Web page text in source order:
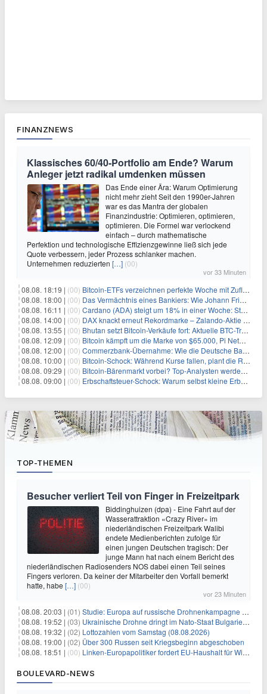
FINANZNEWS
Klassisches 60/40-Portfolio am Ende? Warum
Anleger jetzt radikal umdenken müssen
Das Ende einer Ära: Warum Optimierung
nicht mehr zieht Seit den 1990er-Jahren
war es das Mantra der globalen
Finanzindustrie: Optimieren, optimieren,
optimieren. Die Formel war verlockend
einfach – durch mathematische
Perfektion und technologische Effizienzgewinne ließ sich jede
Quote verbessern, jeder Prozess schlanker machen.
Unternehmen reduzierten […] (00)
vor 33 Minuten
08.08. 18:19 | (00) Bitcoin-ETFs verzeichnen perfekte Woche mit Zuflüssen auf 3-Monats-Hoch
08.08. 18:00 | (00) Das Vermächtnis eines Bankiers: Wie Johann Friedrich Städel sein Imperium unsterblich machte
08.08. 16:11 | (00) Cardano (ADA) steigt um 18% in einer Woche: Steht ein Kurs von $0,30 bevor?
08.08. 14:00 | (00) DAX knackt erneut Rekordmarke – Zalando-Aktie crasht nach Quartalszahlen
08.08. 13:55 | (00) Bhutan setzt Bitcoin-Verkäufe fort: Aktuelle BTC-Transaktionen
08.08. 12:09 | (00) Bitcoin kämpft um die Marke von $65.000, Pi Network gewinnt an Unterstützung
08.08. 12:00 | (00) Commerzbank-Übernahme: Wie die Deutsche Bank im Schatten zum großen Gewinner wird
08.08. 10:00 | (00) Bitcoin-Schock: Während Kurse fallen, plant die Regierung die Steuer-Bombe
08.08. 09:29 | (00) Bitcoin-Bärenmarkt vorbei? Top-Analysten werden optimistisch, aber die Geschichte sagt etwas anderes
08.08. 09:00 | (00) Erbschaftsteuer-Schock: Warum selbst kleine Erbschaften den Fiskus Millionen kosten
TOP-THEMEN
Besucher verliert Teil von Finger in Freizeitpark
Biddinghuizen (dpa) - Eine Fahrt auf der
Wasserattraktion «Crazy River» im
niederländischen Freizeitpark Walibi
endete Medienberichten zufolge für
einen jungen Deutschen tragisch: Der
junge Mann hat nach einem Bericht des
niederländischen Radiosenders NOS dabei einen Teil seines
Fingers verloren. Da keiner der Mitarbeiter den Vorfall bemerkt
hatte, habe […] (00)
vor 23 Minuten
08.08. 20:03 | (01) Studie: Europa auf russische Drohnenkampagne unzureichend vorbereitet
08.08. 19:52 | (03) Ukrainische Drohne dringt im Nato-Staat Bulgarien ein
08.08. 19:32 | (02) Lottozahlen vom Samstag (08.08.2026)
08.08. 19:00 | (02) Über 300 Russen seit Kriegsbeginn abgeschoben
08.08. 18:51 | (00) Linken-Europapolitiker fordert EU-Haushalt für Wirtschaftsumbau
BOULEVARD-NEWS